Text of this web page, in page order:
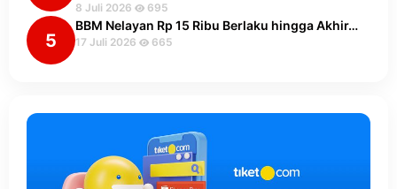
8 Juli 2026 695
5
BBM Nelayan Rp 15 Ribu Berlaku hingga Akhir…
17 Juli 2026 665